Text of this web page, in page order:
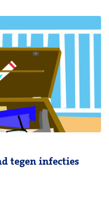
tegen infecties